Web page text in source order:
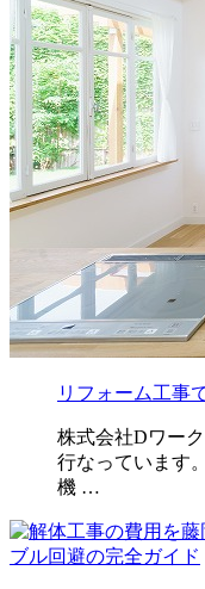
リフォーム工事
株式会社Dワー
行なっています
機 …